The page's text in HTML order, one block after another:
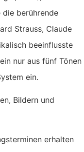
berührende
Strauss, Claude
beeinflusste
nur aus fünf Tönen
ein.
Bildern und
erhalten